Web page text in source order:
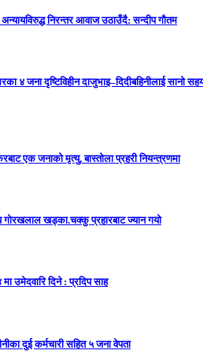
निरन्तर आवाज उठाउँदै: सन्दीप गौतम
४ जना दृष्टिविहीन दाजुभाइ–दिदीबहिनीलाई सानो
एक जनाको मृत्यु, बास्तोला प्रहरी नियन्त्रणमा
गोरखलाल खड्का.चक्कु प्रहारबाट ज्यान गयो
उमेदवारि दिने : प्रदिप साह
दुई कर्मचारी सहित ५ जना वेपता